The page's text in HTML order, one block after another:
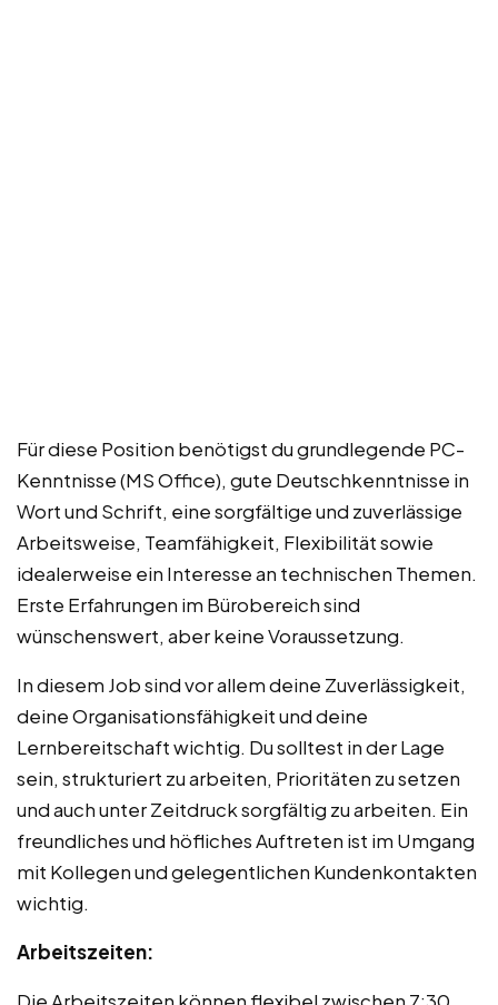
Für diese Position benötigst du grundlegende PC-
Kenntnisse (MS Office), gute Deutschkenntnisse in
Wort und Schrift, eine sorgfältige und zuverlässige
Arbeitsweise, Teamfähigkeit, Flexibilität sowie
idealerweise ein Interesse an technischen Themen.
Erste Erfahrungen im Bürobereich sind
wünschenswert, aber keine Voraussetzung.
In diesem Job sind vor allem deine Zuverlässigkeit,
deine Organisationsfähigkeit und deine
Lernbereitschaft wichtig. Du solltest in der Lage
sein, strukturiert zu arbeiten, Prioritäten zu setzen
und auch unter Zeitdruck sorgfältig zu arbeiten. Ein
freundliches und höfliches Auftreten ist im Umgang
mit Kollegen und gelegentlichen Kundenkontakten
wichtig.
Arbeitszeiten: